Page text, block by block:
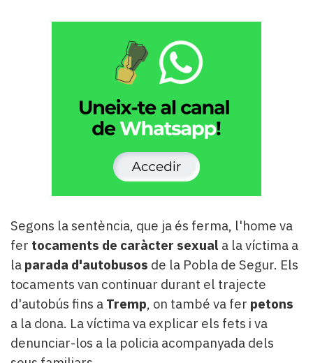
Segons la sentència, que ja és ferma, l'home va
fer tocaments de caràcter sexual a la víctima a
la parada d'autobusos de la Pobla de Segur. Els
tocaments van continuar durant el trajecte
d'autobús fins a Tremp, on també va fer petons
a la dona. La víctima va explicar els fets i va
denunciar-los a la policia acompanyada dels